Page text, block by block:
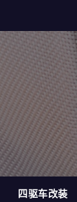
四驱车改装